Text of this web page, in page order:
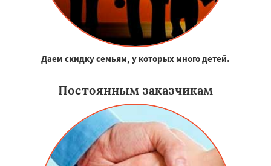
Даем скидку семьям, у которых много детей.
Постоянным заказчикам